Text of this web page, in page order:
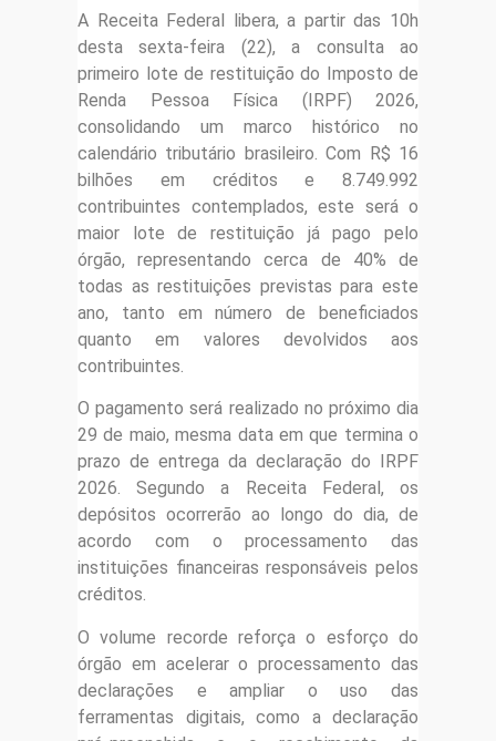
A Receita Federal libera, a partir das 10h
desta sexta-feira (22), a consulta ao
primeiro lote de restituição do Imposto de
Renda Pessoa Física (IRPF) 2026,
consolidando um marco histórico no
calendário tributário brasileiro. Com R$ 16
bilhões em créditos e 8.749.992
contribuintes contemplados, este será o
maior lote de restituição já pago pelo
órgão, representando cerca de 40% de
todas as restituições previstas para este
ano, tanto em número de beneficiados
quanto em valores devolvidos aos
contribuintes.
O pagamento será realizado no próximo dia
29 de maio, mesma data em que termina o
prazo de entrega da declaração do IRPF
2026. Segundo a Receita Federal, os
depósitos ocorrerão ao longo do dia, de
acordo com o processamento das
instituições financeiras responsáveis pelos
créditos.
O volume recorde reforça o esforço do
órgão em acelerar o processamento das
declarações e ampliar o uso das
ferramentas digitais, como a declaração